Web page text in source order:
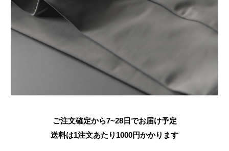
ご注文確定から7~28日でお届け予定
送料は1注文あたり 1000円かかります